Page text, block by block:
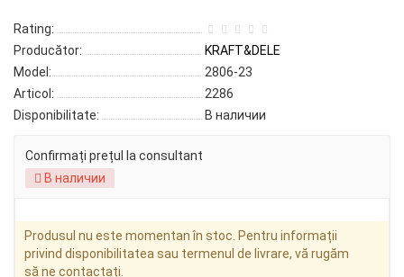
Rating:
Producător:
KRAFT&DELE
Model:
2806-23
Articol:
2286
Disponibilitate:
В наличии
Confirmați prețul la consultant
В наличии
Produsul nu este momentan în stoc. Pentru informații
privind disponibilitatea sau termenul de livrare, vă rugăm
să ne contactați.